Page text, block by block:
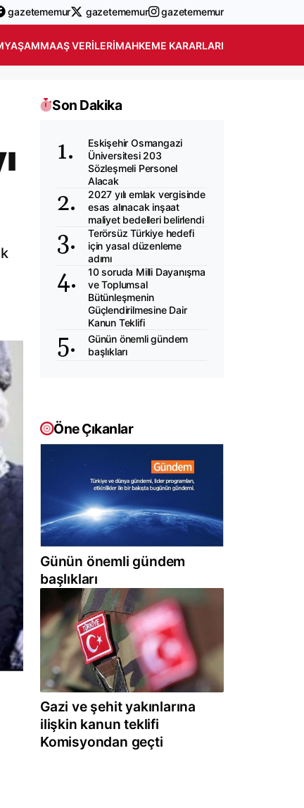
gazetememur gazetememur gazetememur
YAŞAMMAAŞ VERILERIMAHKEME KARARLARI
Son Dakika
Eskişehir Osmangazi
Üniversitesi 203
Sözleşmeli Personel
Alacak
2027 yılı emlak vergisinde
esas alınacak inşaat
maliyet bedelleri belirlendi
Terörsüz Türkiye hedefi
için yasal düzenleme
adımı
10 soruda Milli Dayanışma
ve Toplumsal
Bütünleşmenin
Güçlendirilmesine Dair
Kanun Teklifi
Günün önemli gündem
başlıkları
Öne Çıkanlar
Günün önemli gündem
başlıkları
Gazi ve şehit yakınlarına
ilişkin kanun teklifi
Komisyondan geçti